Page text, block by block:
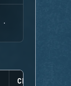
CLUTCHES